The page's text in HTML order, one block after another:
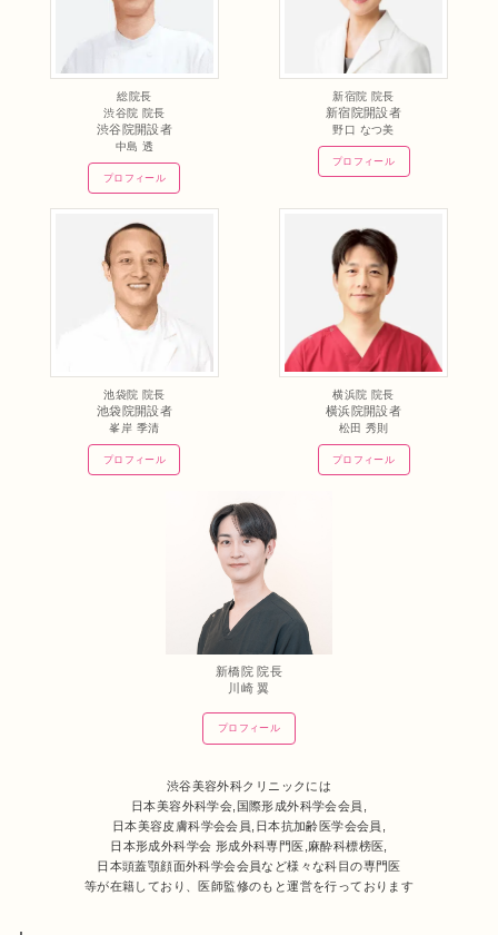
総院長
渋谷院 院長
渋谷院開設者
中島 透
プロフィール
新宿院 院長
新宿院開設者
野口 なつ美
プロフィール
池袋院 院長
池袋院開設者
峯岸 季清
プロフィール
横浜院 院長
横浜院開設者
松田 秀則
プロフィール
新橋院 院長
川崎 翼
プロフィール
渋谷美容外科クリニックには
日本美容外科学会,国際形成外科学会会員,
日本美容皮膚科学会会員,日本抗加齢医学会会員,
日本形成外科学会 形成外科専門医,麻酔科標榜医,
日本頭蓋顎顔面外科学会会員など様々な科目の専門医
等が在籍しており、医師監修のもと運営を行っております